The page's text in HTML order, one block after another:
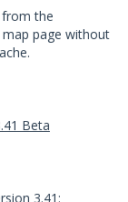
the
page without
Beta
3.41: